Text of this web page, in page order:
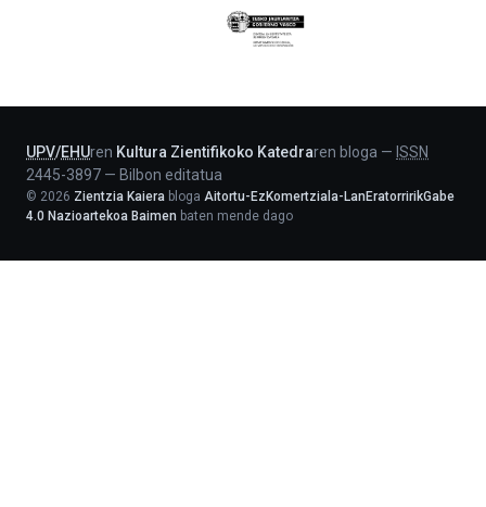
Eusko
Jaurlaritza
UPV/EHUren Kultura Zientifikoko Katedraren bloga — ISSN
2445-3897 — Bilbon editatua
© 2026 Zientzia Kaiera bloga Aitortu-EzKomertziala-LanEratorririkGabe
4.0 Nazioartekoa Baimen baten mende dago